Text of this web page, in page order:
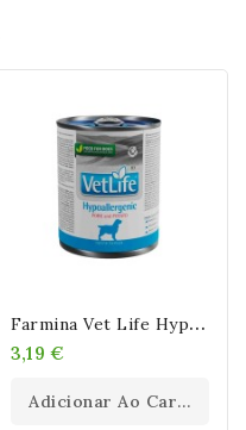
F
Armina Vet Life Hypoallergenic Cerdo Y Patata Latas Para Perros 300 Gr
3,19 €
Adicionar Ao Carrinho